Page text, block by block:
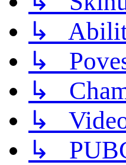
↳
↳
↳
↳
↳